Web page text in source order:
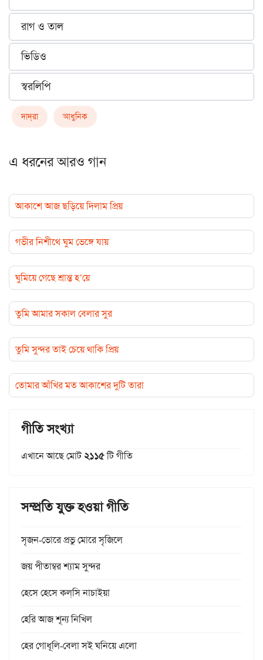
রাগ ও তাল
ভিডিও
স্বরলিপি
দাদ্‌রা আধুনিক
এ ধরনের আরও গান
আকাশে আজ ছড়িয়ে দিলাম প্রিয়
গভীর নিশীথে ঘুম ভেঙ্গে যায়
ঘুমিয়ে গেছে শ্রান্ত হ’য়ে
তুমি আমার সকাল বেলার সুর
তুমি সুন্দর তাই চেয়ে থাকি প্রিয়
তোমার আঁখির মত আকাশের দুটি তারা
গীতি সংখ্যা
এখানে আছে মোট২১১৫টি গীতি
সম্প্রতি যুক্ত হওয়া গীতি
সৃজন-ভোরে প্রভু মোরে সৃজিলে
জয় পীতাম্বর শ্যাম সুন্দর
হেসে হেসে কল্‌সি নাচাইয়া
হেরি আজ শূন্য নিখিল
হের গোধূলি-বেলা সই ঘনিয়ে এলো